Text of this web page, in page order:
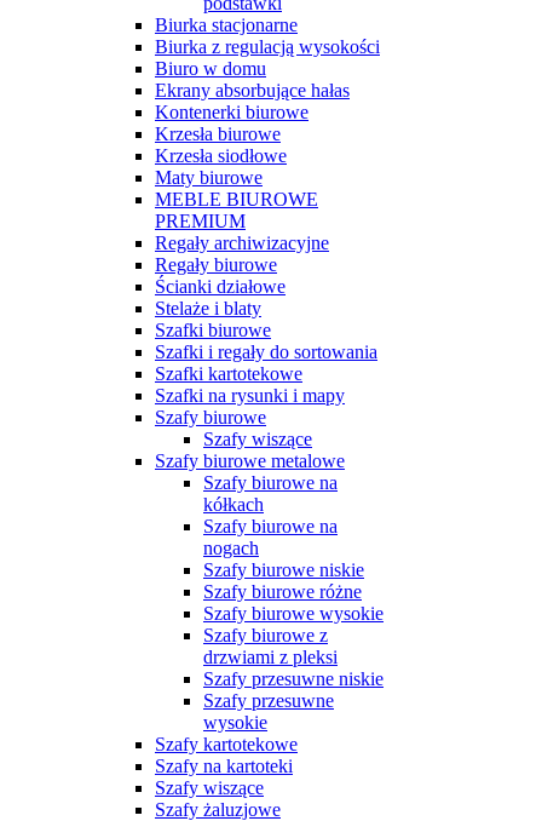
Biurka stacjonarne
Biurka z regulacją wysokości
Biuro w domu
Ekrany absorbujące hałas
Kontenerki biurowe
Krzesła biurowe
Krzesła siodłowe
Maty biurowe
MEBLE BIUROWE
PREMIUM
Regały archiwizacyjne
Regały biurowe
Ścianki działowe
Stelaże i blaty
Szafki biurowe
Szafki i regały do sortowania
Szafki kartotekowe
Szafki na rysunki i mapy
Szafy biurowe
Szafy wiszące
Szafy biurowe metalowe
Szafy biurowe na
kółkach
Szafy biurowe na
nogach
Szafy biurowe niskie
Szafy biurowe różne
Szafy biurowe wysokie
Szafy biurowe z
drzwiami z pleksi
Szafy przesuwne niskie
Szafy przesuwne
wysokie
Szafy kartotekowe
Szafy na kartoteki
Szafy wiszące
Szafy żaluzjowe